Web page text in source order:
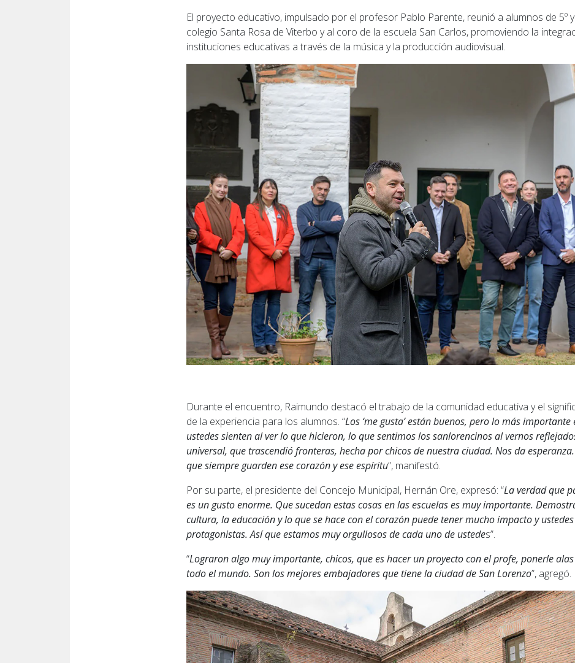
El proyecto educativo, impulsado por el profesor Pablo Parente, reunió a alumnos de 5º
colegio Santa Rosa de Viterbo y al coro de la escuela San Carlos, promoviendo la
instituciones educativas a través de la música y la producción audiovisual.
Durante el encuentro, Raimundo destacó el trabajo de la comunidad educativa y el
de la experiencia para los alumnos. “Los ‘me gusta’ están buenos, pero lo más importante
ustedes sienten al ver lo que hicieron, lo que sentimos los sanlorencinos al vernos
universal, que trascendió fronteras, hecha por chicos de nuestra ciudad. Nos da
que siempre guarden ese corazón y ese espíritu”, manifestó.
Por su parte, el presidente del Concejo Municipal, Hernán Ore, expresó: “La verdad que
es un gusto enorme. Que sucedan estas cosas en las escuelas es muy importante.
cultura, la educación y lo que se hace con el corazón puede tener mucho impacto y
protagonistas. Así que estamos muy orgullosos de cada uno de ustedes”.
“Lograron algo muy importante, chicos, que es hacer un proyecto con el profe, ponerle
todo el mundo. Son los mejores embajadores que tiene la ciudad de San Lorenzo”, agregó.